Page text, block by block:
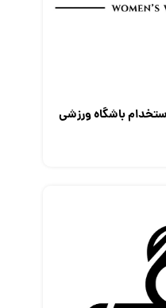
باشگاه ورزشی